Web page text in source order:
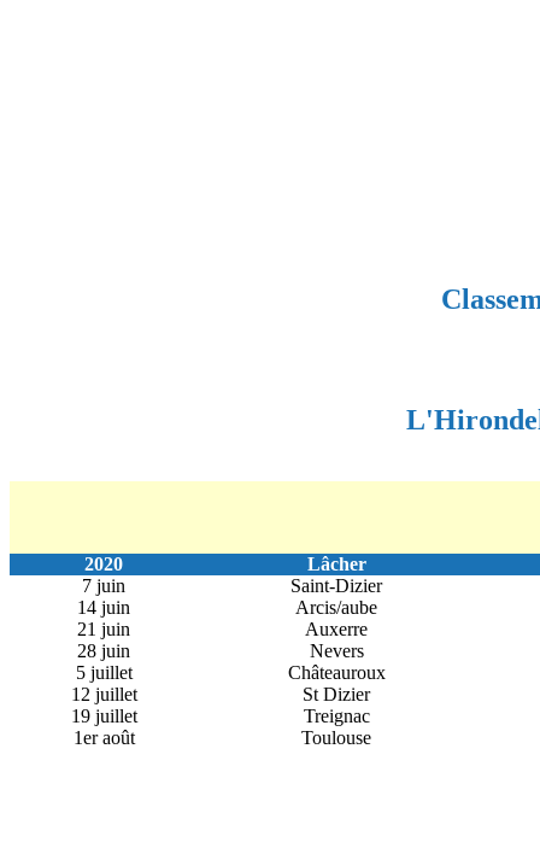
2020
Lâcher
7 juin
Saint-Dizier
14 juin
Arcis/aube
21 juin
Auxerre
28 juin
Nevers
5 juillet
Châteauroux
12 juillet
St Dizier
19 juillet
Treignac
1er août
Toulouse